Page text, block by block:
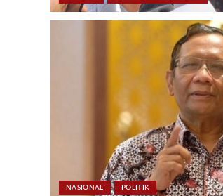
NASIONAL POLITIK